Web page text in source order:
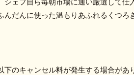
ェフ自ら毎朝市場に通い厳選して仕
だんに使った温もりあふれるくつろ
のキャンセル料が発生する場合があ